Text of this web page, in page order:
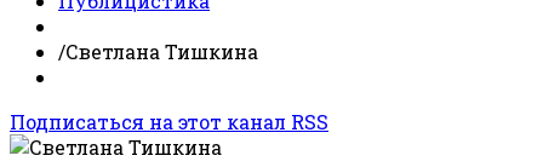
/Светлана Тишкина
Подписаться на этот канал RSS